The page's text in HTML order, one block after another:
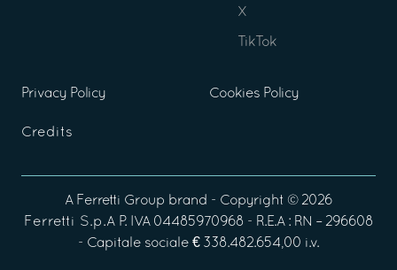
X
TikTok
Privacy Policy Cookies Policy
Credits
A Ferretti Group brand - Copyright © 2026
Ferretti S.p.A P. IVA 04485970968 - R.E.A : RN – 296608
- Capitale sociale € 338.482.654,00 i.v.